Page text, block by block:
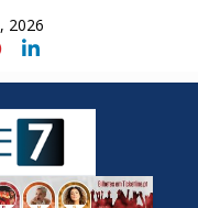
2026